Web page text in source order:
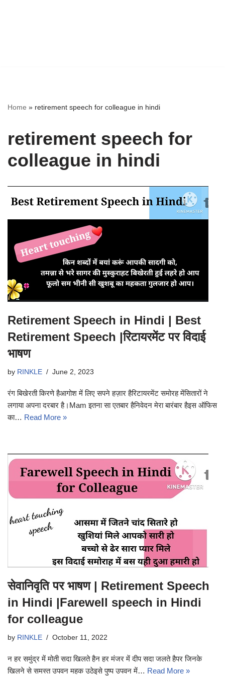
Home » retirement speech for colleague in hindi
retirement speech for
colleague in hindi
Retirement Speech in Hindi | Best
Retirement Speech |रिटायरमेंट पर विदाई
भाषण
by RINKLE June 2, 2023
रंग बिखेरती किरणे हैआगोश में लिए सपने हज़ार हैरिटायरमेंट समोरह मेंसितारों ने
लगाया अपना दरबार है।Mam इतना सा एतबार हैनिवेदन मेरा बारंबार हैइस ऑफिस
का… Read More »
सेवानिवृति पर भाषण | Retirement Speech
in Hindi |Farewell speech in Hindi
for colleague
by RINKLE October 11, 2022
न हर समुंद्र में मोती सदा खिलते हैन हर मंजर में दीप सदा जलते हैपर जिनके
खिलने से समस्त उपवन महक उठेइसे पुष्प उपवन में… Read More »